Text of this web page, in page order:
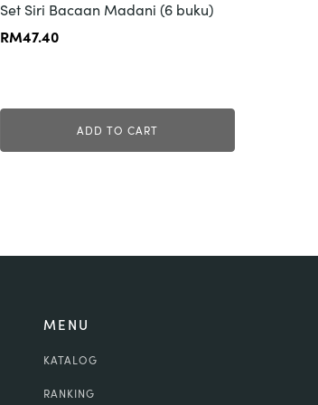
Set Siri Bacaan Madani (6 buku)
RM47.40
ADD TO CART
MENU
KATALOG
RANKING